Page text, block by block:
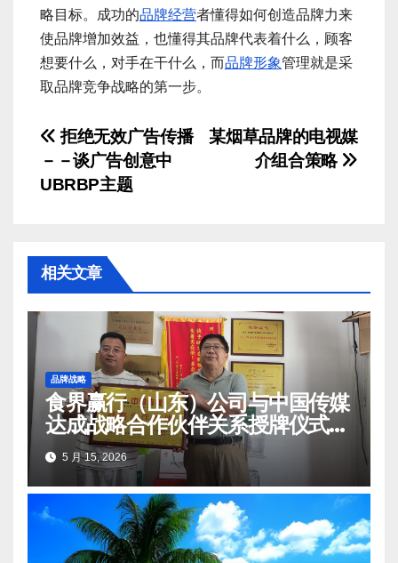
略目标。成功的品牌经营者懂得如何创造品牌力来
使品牌增加效益，也懂得其品牌代表着什么，顾客
想要什么，对手在干什么，而品牌形象管理就是采
取品牌竞争战略的第一步。
文
章
航
某烟草品牌的电视媒
介组合策略
拒绝无效广告传播
－－谈广告创意中
UBRBP主题
相关文章
品牌战略
食界赢行（山东）公司与中国传媒
达成战略合作伙伴关系授牌仪式在
莒南顺利举办
5 月 15, 2026